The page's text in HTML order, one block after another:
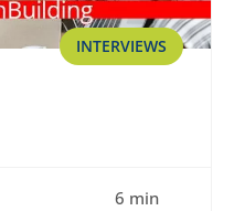
INTERVIEWS
6 min